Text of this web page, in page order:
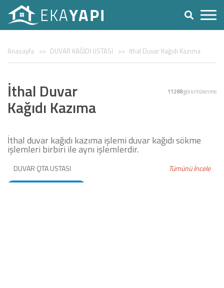
Anasayfa DUVAR KAĞIDI USTASI İthal Duvar Kağıdı Kazıma
İthal Duvar
Kağıdı Kazıma
11288görüntülenme
İthal duvar kağıdı kazıma işlemi duvar kağıdı sökme
işlemleri birbiri ile aynı işlemlerdir.
DUVAR ÇITA USTASI Tümünü İncele